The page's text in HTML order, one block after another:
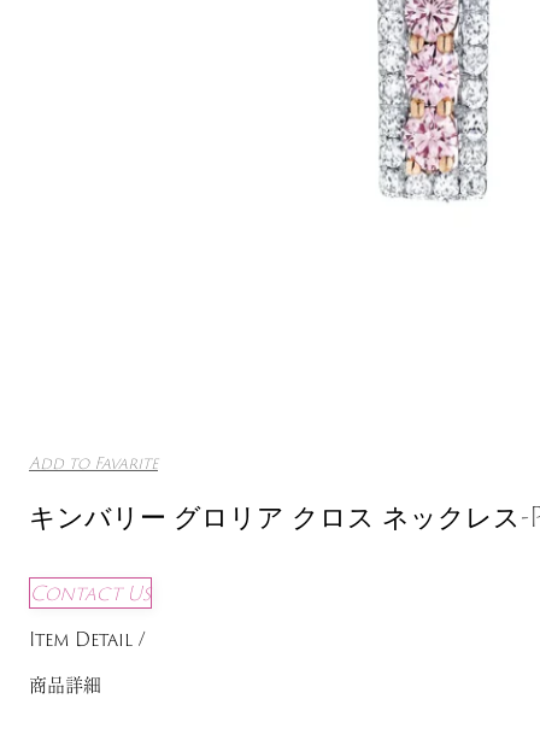
Add to Favarite
キンバリー グロリア クロス ネックレス-
Contact Us
Item Detail /
商品詳細